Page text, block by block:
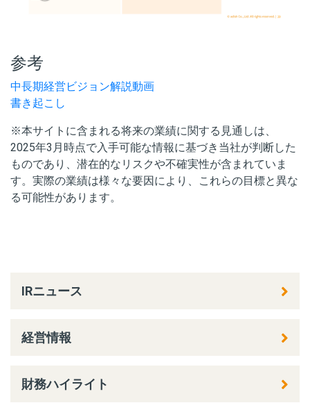
参考
中長期経営ビジョン解説動画
書き起こし
※本サイトに含まれる将来の業績に関する見通しは、
2025年3月時点で入手可能な情報に基づき当社が判断した
ものであり、潜在的なリスクや不確実性が含まれていま
す。実際の業績は様々な要因により、これらの目標と異な
る可能性があります。
IRニュース
経営情報
財務ハイライト